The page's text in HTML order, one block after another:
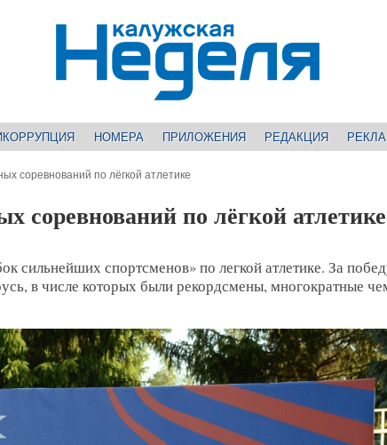
НОМЕРА ПРИЛОЖЕНИЯ РЕДАКЦИЯ
соревнований по лёгкой атлетике
по лёгкой атлетике
спортсменов» по легкой атлетике. За
в числе которых были рекордсмены, многократные